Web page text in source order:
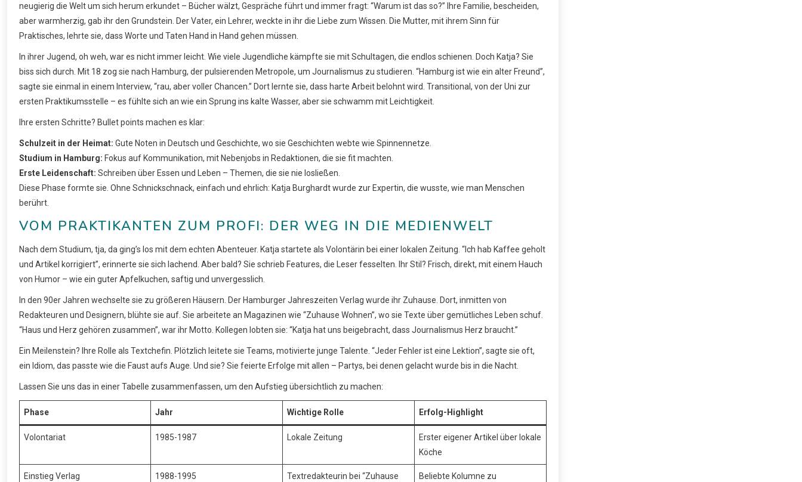
neugierig die Welt um sich herum erkundet – Bücher wälzt, Gespräche führt und immer fragt: “Warum ist das so?” Ihre Familie, bescheiden,
aber warmherzig, gab ihr den Grundstein. Der Vater, ein Lehrer, weckte in ihr die Liebe zum Wissen. Die Mutter, mit ihrem Sinn für
Praktisches, lehrte sie, dass Worte und Taten Hand in Hand gehen müssen.
In ihrer Jugend, oh weh, war es nicht immer leicht. Wie viele Jugendliche kämpfte sie mit Schultagen, die endlos schienen. Doch Katja? Sie
biss sich durch. Mit 18 zog sie nach Hamburg, der pulsierenden Metropole, um Journalismus zu studieren. “Hamburg ist wie ein alter Freund”,
sagte sie einmal in einem Interview, “rau, aber voller Chancen.” Dort lernte sie, dass harte Arbeit belohnt wird. Transitional, von der Uni zur
ersten Praktikumsstelle – es fühlte sich an wie ein Sprung ins kalte Wasser, aber sie schwamm mit Leichtigkeit.
Ihre ersten Schritte? Bullet points machen es klar:
Schulzeit in der Heimat: Gute Noten in Deutsch und Geschichte, wo sie Geschichten webte wie Spinnennetze.
Studium in Hamburg: Fokus auf Kommunikation, mit Nebenjobs in Redaktionen, die sie fit machten.
Erste Leidenschaft: Schreiben über Essen und Leben – Themen, die sie nie losließen.
Diese Phase formte sie. Ohne Schnickschnack, einfach und ehrlich: Katja Burghardt wurde zur Expertin, die wusste, wie man Menschen
berührt.
VOM PRAKTIKANTEN ZUM PROFI: DER WEG IN DIE MEDIENWELT
Nach dem Studium, tja, da ging’s los mit dem echten Abenteuer. Katja startete als Volontärin bei einer lokalen Zeitung. “Ich hab Kaffee geholt
und Artikel korrigiert”, erinnerte sie sich lachend. Aber bald? Sie schrieb Features, die Leser fesselten. Ihr Stil? Frisch, direkt, mit einem Hauch
von Humor – wie ein guter Apfelkuchen, saftig und unvergesslich.
In den 90er Jahren wechselte sie zu größeren Häusern. Der Hamburger Jahreszeiten Verlag wurde ihr Zuhause. Dort, inmitten von
Redakteuren und Designern, blühte sie auf. Sie arbeitete an Magazinen wie “Zuhause Wohnen”, wo sie Texte über gemütliches Leben schuf.
“Haus und Herz gehören zusammen”, war ihr Motto. Kollegen lobten sie: “Katja hat uns beigebracht, dass Journalismus Herz braucht.”
Ein Meilenstein? Ihre Rolle als Textchefin. Plötzlich leitete sie Teams, motivierte junge Talente. “Jeder Fehler ist eine Lektion”, sagte sie oft,
ein Idiom, das passte wie die Faust aufs Auge. Und sie? Sie feierte Erfolge mit allen – Partys, bei denen gelacht wurde bis in die Nacht.
Lassen Sie uns das in einer Tabelle zusammenfassen, um den Aufstieg übersichtlich zu machen:
Phase Jahr Wichtige Rolle Erfolg-Highlight
Volontariat 1985-1987 Lokale Zeitung
Erster eigener Artikel über lokale
Köche
Einstieg Verlag 1988-1995
Textredakteurin bei “Zuhause
Beliebte Kolumne zu